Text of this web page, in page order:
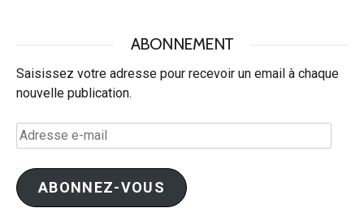
ABONNEMENT
Saisissez votre adresse pour recevoir un email à chaque
nouvelle publication.
Adresse
e-
mail
ABONNEZ-VOUS